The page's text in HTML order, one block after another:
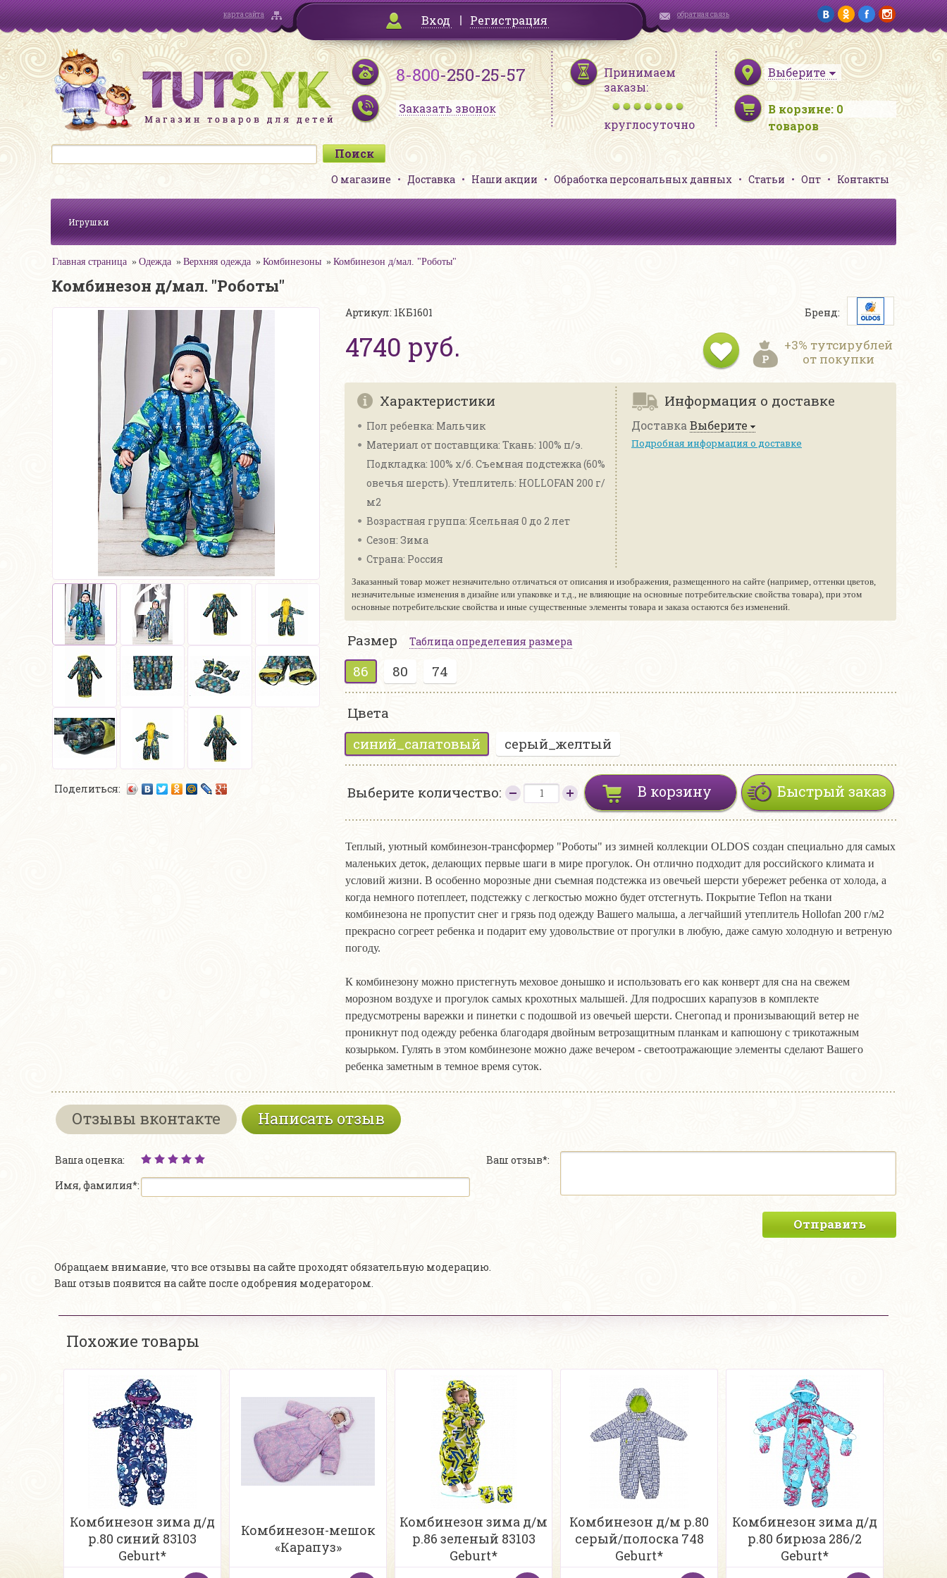
карта сайта Вход Регистрация обратная связь
8-800-250-25-57
Заказать звонок
Принимаем
заказы:
круглосуточно
Выберите
В корзине: 0
товаров
О магазине Доставка Наши акции Обработка персональных данных Статьи Опт Контакты
Игрушки
Главная страница Одежда Верхняя одежда Комбинезоны Комбинезон д/мал. "Роботы"
Комбинезон д/мал. "Роботы"
Поделиться:
Артикул: 1КБ1601
4740 руб.
Бренд:
+3% тутсирублей
от покупки
Характеристики
Пол ребенка: Мальчик
Материал от поставщика: Ткань: 100% п/э.
Подкладка: 100% х/б. Съемная подстежка (60%
овечья шерсть). Утеплитель: HOLLOFAN 200 г/
м2
Возрастная группа: Ясельная 0 до 2 лет
Сезон: Зима
Страна: Россия
Информация о доставке
Доставка Выберите
Подробная информация о доставке
Заказанный товар может незначительно отличаться от описания и изображения, размещенного на сайте (например, оттенки цветов,
незначительные изменения в дизайне или упаковке и т.д., не влияющие на основные потребительские свойства товара), при этом
основные потребительские свойства и иные существенные элементы товара и заказа остаются без изменений.
Размер Таблица определения размера
86 80 74
Цвета
синий_салатовый
серый_желтый
Выберите количество: Быстрый заказ
В корзину
Теплый, уютный комбинезон-трансформер "Роботы" из зимней коллекции OLDOS создан специально для самых
маленьких деток, делающих первые шаги в мире прогулок. Он отлично подходит для российского климата и
условий жизни. В особенно морозные дни съемная подстежка из овечьей шерсти убережет ребенка от холода, а
когда немного потеплеет, подстежку с легкостью можно будет отстегнуть. Покрытие Teflon на ткани
комбинезона не пропустит снег и грязь под одежду Вашего малыша, а легчайший утеплитель Hollofan 200 г/м2
прекрасно согреет ребенка и подарит ему удовольствие от прогулки в любую, даже самую холодную и ветреную
погоду.
К комбинезону можно пристегнуть меховое донышко и использовать его как конверт для сна на свежем
морозном воздухе и прогулок самых крохотных малышей. Для подросших карапузов в комплекте
предусмотрены варежки и пинетки с подошвой из овечьей шерсти. Снегопад и пронизывающий ветер не
проникнут под одежду ребенка благодаря двойным ветрозащитным планкам и капюшону с трикотажным
козырьком. Гулять в этом комбинезоне можно даже вечером - светоотражающие элементы сделают Вашего
ребенка заметным в темное время суток.
Отзывы вконтакте Написать отзыв
Ваша оценка:
Имя, фамилия*:
Ваш отзыв*:
Отправить
Обращаем внимание, что все отзывы на сайте проходят обязательную модерацию.
Ваш отзыв появится на сайте после одобрения модератором.
Похожие товары
Комбинезон зима д/д
р.80 синий 83103
Geburt*
Комбинезон-мешок
«Карапуз»
Комбинезон зима д/м
р.86 зеленый 83103
Geburt*
Комбинезон д/м р.80
серый/полоска 748
Geburt*
Комбинезон зима д/д
р.80 бирюза 286/2
Geburt*